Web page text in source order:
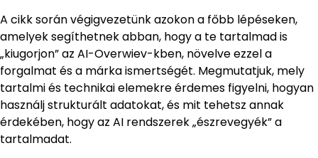
A cikk során végigvezetünk azokon a főbb lépéseken,
amelyek segíthetnek abban, hogy a te tartalmad is
„kiugorjon” az AI-Overwiev-kben, növelve ezzel a
forgalmat és a márka ismertségét. Megmutatjuk, mely
tartalmi és technikai elemekre érdemes figyelni, hogyan
használj strukturált adatokat, és mit tehetsz annak
érdekében, hogy az AI rendszerek „észrevegyék” a
tartalmadat.